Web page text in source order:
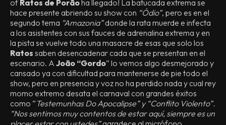
of Ratos de Porão ha llegado! La batucada extrema se
hace presente abriendo su show con “Ódio”, pero es en el
segundo tema “Amazonia”donde la rata muerde e infecta
a los asistentes con sus fauces de adrenalina extrema y en
la pista se vuelve todo una masacre de esas que solo los
Ratos saben desencadenar cada que se presentan en el
escenario. A João “Gordo” lo vemos algo desmejorado y
cansado ya con dificultad para mantenerse de pie todo el
show, pero en presencia y voz no ha perdido nada y cual rey
momo extremo desata el carnaval con grandes éxitos
como “ Testemunhas Do Apocalipse” y “Conflito Violento”.
“Nos sentimos muy contentos de estar aquí, siempre es un